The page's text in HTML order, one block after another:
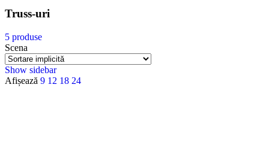
Truss-uri
5 produse
Scena
Show sidebar
Afișează 9 12 18 24